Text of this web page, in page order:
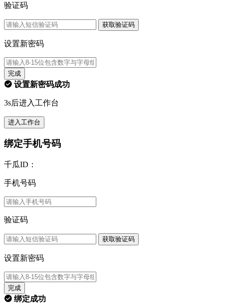
验证码
获取验证码
设置新密码
完成
设置新密码成功
3s后进入工作台
进入工作台
绑定手机号码
千瓜ID：
手机号码
验证码
获取验证码
设置新密码
完成
绑定成功